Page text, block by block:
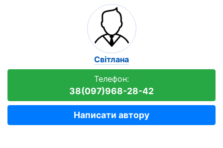
Світлана
Телефон:
38(097)968-28-42
Написати автору